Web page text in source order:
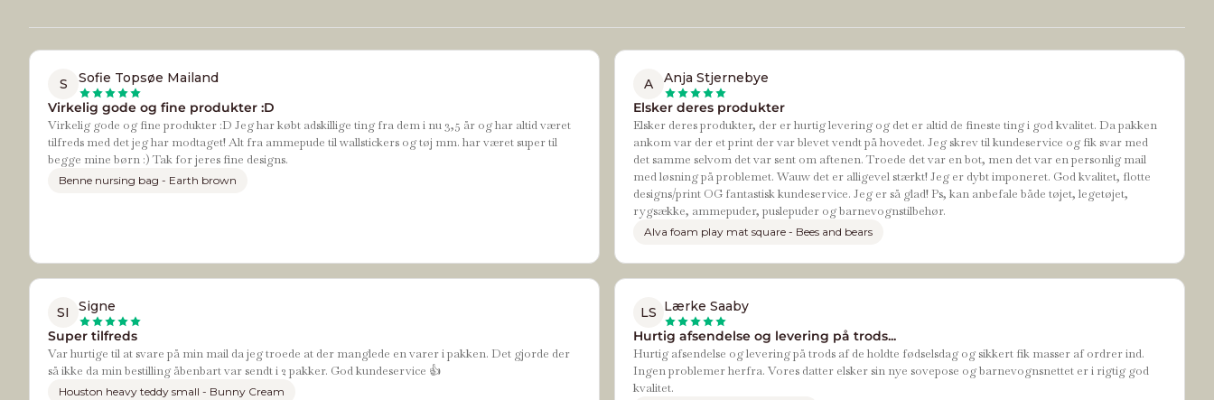
S
Sofie Topsøe Mailand
Virkelig gode og fine produkter :D
Virkelig gode og fine produkter :D Jeg har købt adskillige ting fra dem i nu 3,5 år og har altid været
tilfreds med det jeg har modtaget! Alt fra ammepude til wallstickers og tøj mm. har været super til
begge mine børn :) Tak for jeres fine designs.
Benne nursing bag - Earth brown
A
Anja Stjernebye
Elsker deres produkter
Elsker deres produkter, der er hurtig levering og det er altid de fineste ting i god kvalitet. Da pakken
ankom var der et print der var blevet vendt på hovedet. Jeg skrev til kundeservice og fik svar med
det samme selvom det var sent om aftenen. Troede det var en bot, men det var en personlig mail
med løsning på problemet. Wauw det er alligevel stærkt! Jeg er dybt imponeret. God kvalitet, flotte
designs/print OG fantastisk kundeservice. Jeg er så glad! Ps, kan anbefale både tøjet, legetøjet,
rygsække, ammepuder, puslepuder og barnevognstilbehør.
Alva foam play mat square - Bees and bears
SI
Signe
Super tilfreds
Var hurtige til at svare på min mail da jeg troede at der manglede en varer i pakken. Det gjorde der
så ikke da min bestilling åbenbart var sendt i 2 pakker. God kundeservice 👍
Houston heavy teddy small - Bunny Cream
LS Lærke Saaby
Hurtig afsendelse og levering på trods...
Hurtig afsendelse og levering på trods af de holdte fødselsdag og sikkert fik masser af ordrer ind.
Ingen problemer herfra. Vores datter elsker sin nye sovepose og barnevognsnettet er i rigtig god
kvalitet.